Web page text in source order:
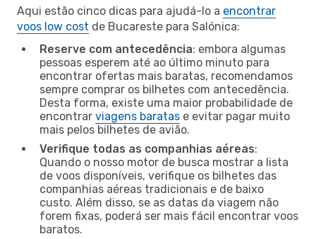
Aqui estão cinco dicas para ajudá-lo a encontrar
voos low cost de Bucareste para Salónica:
Reserve com antecedência: embora algumas
pessoas esperem até ao último minuto para
encontrar ofertas mais baratas, recomendamos
sempre comprar os bilhetes com antecedência.
Desta forma, existe uma maior probabilidade de
encontrar viagens baratas e evitar pagar muito
mais pelos bilhetes de avião.
Verifique todas as companhias aéreas:
Quando o nosso motor de busca mostrar a lista
de voos disponíveis, verifique os bilhetes das
companhias aéreas tradicionais e de baixo
custo. Além disso, se as datas da viagem não
forem fixas, poderá ser mais fácil encontrar voos
baratos.